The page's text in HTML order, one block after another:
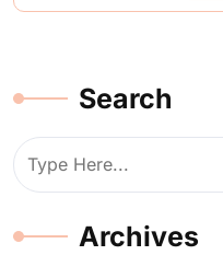
Search
Archives